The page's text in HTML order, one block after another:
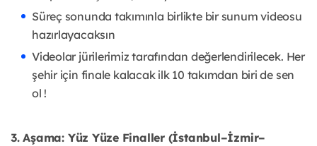
Süreç sonunda takımınla birlikte bir sunum videosu
hazırlayacaksın
Videolar jürilerimiz tarafından değerlendirilecek. Her
şehir için finale kalacak ilk 10 takımdan biri de sen
ol !
3. Aşama: Yüz Yüze Finaller (İstanbul–İzmir–